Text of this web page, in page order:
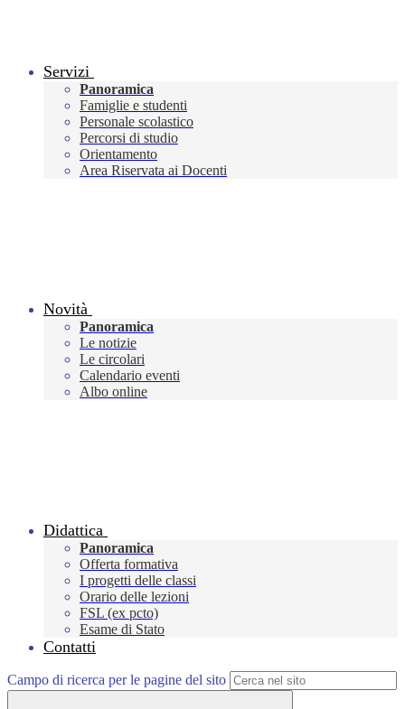
Servizi
Panoramica
Famiglie e studenti
Personale scolastico
Percorsi di studio
Orientamento
Area Riservata ai Docenti
Novità
Panoramica
Le notizie
Le circolari
Calendario eventi
Albo online
Didattica
Panoramica
Offerta formativa
I progetti delle classi
Orario delle lezioni
FSL (ex pcto)
Esame di Stato
Contatti
Campo di ricerca per le pagine del sito